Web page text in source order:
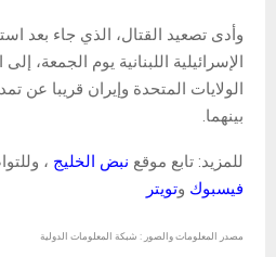
وأدى تصعيد القتال، الذي جاء بعد
الإسرائيلية اللبنانية يوم الجمعة،
الولايات المتحدة وإيران قريبا عن
بينهما.
للمزيد: تابع موقع نبض الخليج ،
فيسبوك وتويتر
مصدر المعلومات والصور : شبكة المعلومات الدولية